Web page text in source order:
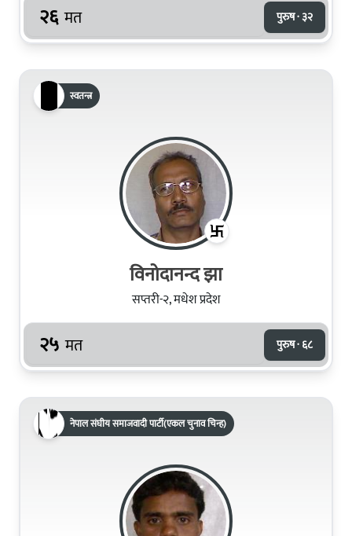
२६ मत पुरुष · ३२
स्वतन्त्र
विनोदानन्द झा
सप्तरी-२, मधेश प्रदेश
२५ मत पुरुष · ६८
नेपाल संघीय समाजवादी पार्टी(एकल चुनाव चिन्ह)